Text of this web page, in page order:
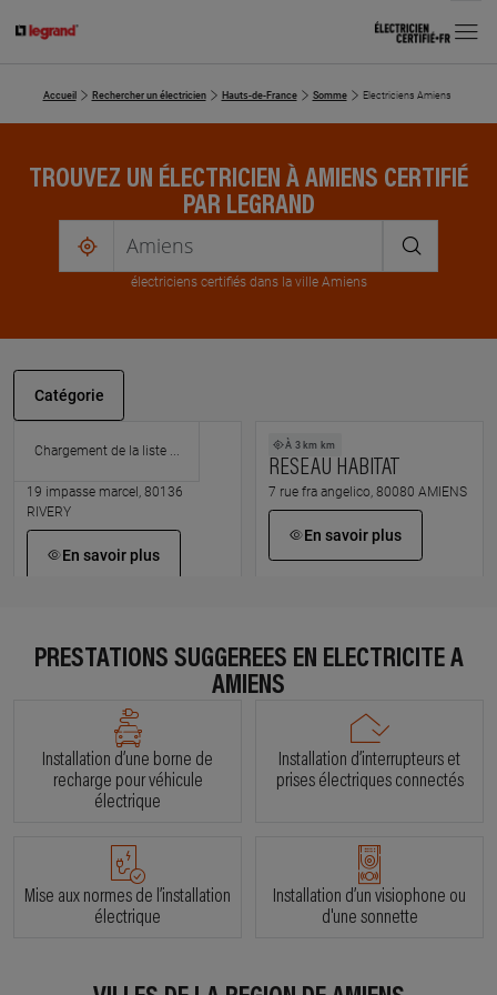
MENU
Accueil Rechercher un électricien Hauts-de-France Somme Electriciens Amiens
TROUVEZ UN ÉLECTRICIEN À AMIENS CERTIFIÉ
PAR LEGRAND
me
localiserélectricienscertifiésdans la ville Amiens
Catégorie
À 1.8 km km
19 impasse marcel, 80136
RIVERY
En savoir plus
À 3 km km
RESEAU HABITAT
7 rue fra angelico, 80080 AMIENS
En savoir plus
FHB
En savoir plus
AMIENS ELEC SOLUTIONS
1 rue simon de beauvais, 80250
En savoir plus
71 rue victor gaillard, 80110
MOREUIL
En savoir plus
30 rue de la resistance, 80420
FLIXECOURT
En savoir plus
PRESTATIONS SUGGÉRÉES EN ÉLECTRICITÉ À
AMIENS
Installation d’une borne de
recharge pour véhicule
électrique
Installation d’interrupteurs et
prises électriques connectés
Mise aux normes de l’installation
électrique
Installation d’un visiophone ou
d'une sonnette